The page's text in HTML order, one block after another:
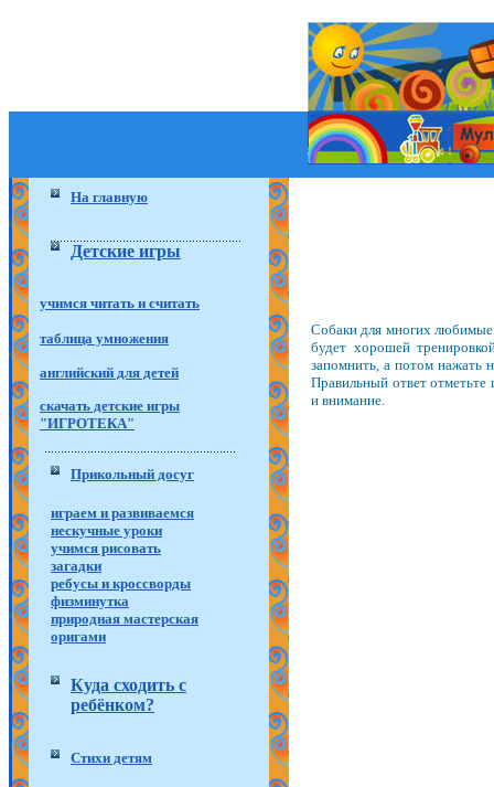
На главную
Детские игры
учимся читать и считать
таблица умножения
английский для детей
скачать детские игры
"ИГРОТЕКА"
Прикольный досуг
играем и развиваемся
нескучные уроки
учимся рисовать
загадки
ребусы и кроссворды
физминутка
природная мастерская
оригами
Куда сходить с
ребёнком?
Стихи детям
Собаки для многих любимые
будет хорошей
запомнить, а потом нажать
Правильный ответ
и внимание.